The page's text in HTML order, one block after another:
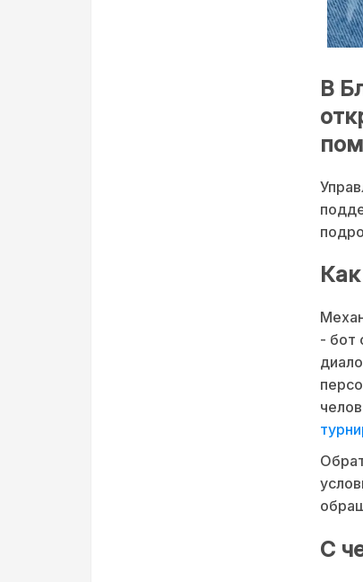
В
- бот
С